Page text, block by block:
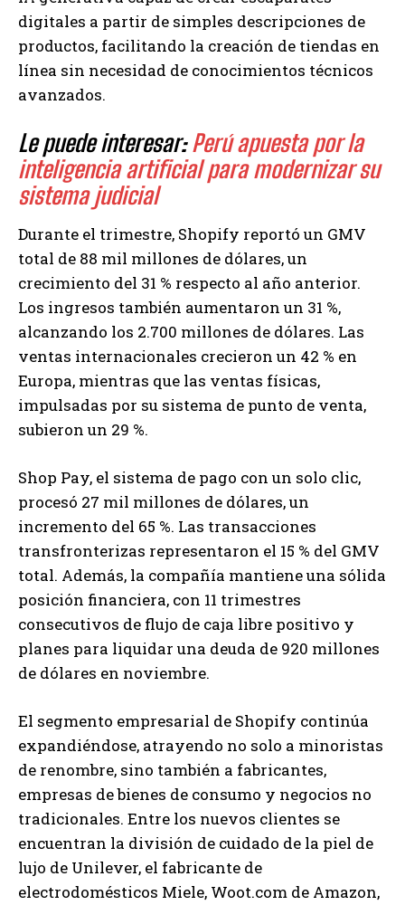
digitales a partir de simples descripciones de
productos, facilitando la creación de tiendas en
línea sin necesidad de conocimientos técnicos
avanzados.
Le puede interesar:Perú apuesta por la
inteligencia artificial para modernizar su
sistema judicial
Durante el trimestre, Shopify reportó un GMV
total de 88 mil millones de dólares, un
crecimiento del 31 % respecto al año anterior.
Los ingresos también aumentaron un 31 %,
alcanzando los 2.700 millones de dólares. Las
ventas internacionales crecieron un 42 % en
Europa, mientras que las ventas físicas,
impulsadas por su sistema de punto de venta,
subieron un 29 %.
Shop Pay, el sistema de pago con un solo clic,
procesó 27 mil millones de dólares, un
incremento del 65 %. Las transacciones
transfronterizas representaron el 15 % del GMV
total. Además, la compañía mantiene una sólida
posición financiera, con 11 trimestres
consecutivos de flujo de caja libre positivo y
planes para liquidar una deuda de 920 millones
de dólares en noviembre.
El segmento empresarial de Shopify continúa
expandiéndose, atrayendo no solo a minoristas
de renombre, sino también a fabricantes,
empresas de bienes de consumo y negocios no
tradicionales. Entre los nuevos clientes se
encuentran la división de cuidado de la piel de
lujo de Unilever, el fabricante de
electrodomésticos Miele, Woot.com de Amazon,